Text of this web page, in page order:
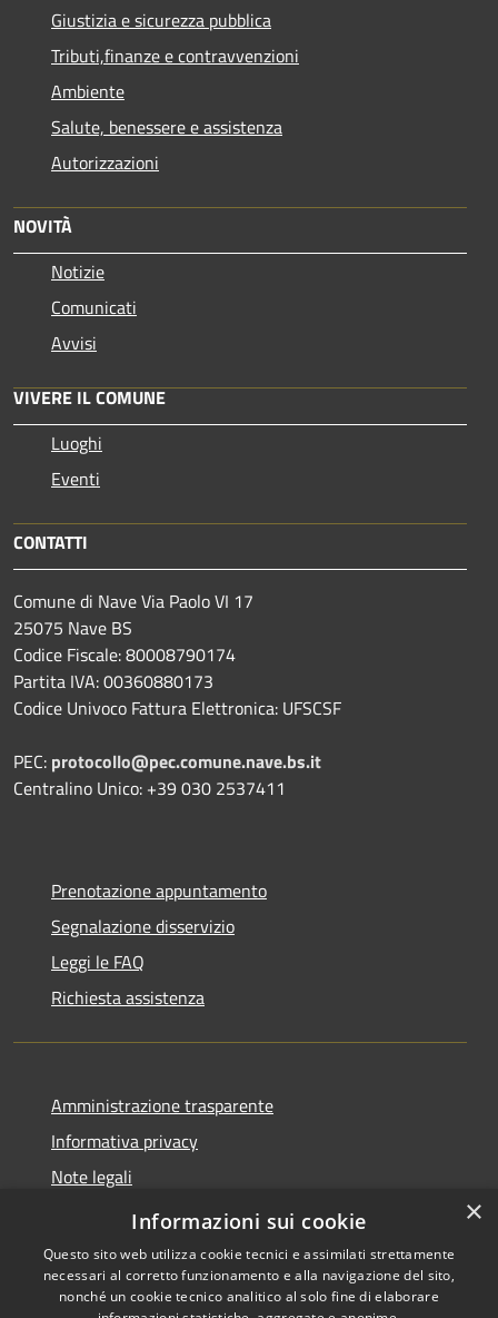
Giustizia e sicurezza pubblica
Tributi,finanze e contravvenzioni
Ambiente
Salute, benessere e assistenza
Autorizzazioni
NOVITÀ
Notizie
Comunicati
Avvisi
VIVERE IL COMUNE
Luoghi
Eventi
CONTATTI
Comune di Nave Via Paolo VI 17
25075 Nave BS
Codice Fiscale: 80008790174
Partita IVA: 00360880173
Codice Univoco Fattura Elettronica: UFSCSF
PEC: protocollo@pec.comune.nave.bs.it
Centralino Unico: +39 030 2537411
Prenotazione appuntamento
Segnalazione disservizio
Leggi le FAQ
Richiesta assistenza
Amministrazione trasparente
Informativa privacy
Note legali
Dichiarazione di accessibilità
×
Informazioni sui cookie
Questo sito web utilizza cookie tecnici e assimilati strettamente
necessari al corretto funzionamento e alla navigazione del sito,
nonché un cookie tecnico analitico al solo fine di elaborare